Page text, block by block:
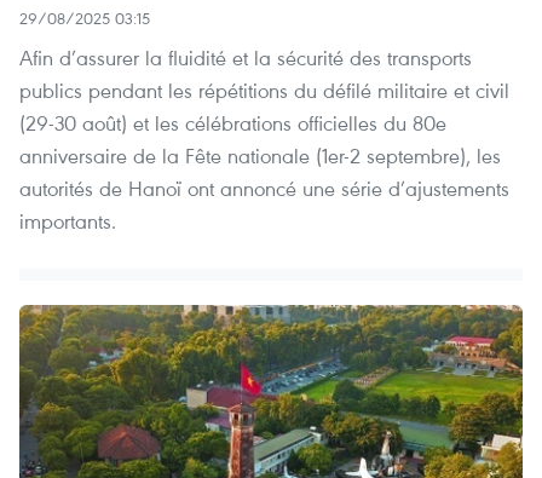
29/08/2025 03:15
Afin d’assurer la fluidité et la sécurité des transports
publics pendant les répétitions du défilé militaire et civil
(29-30 août) et les célébrations officielles du 80e
anniversaire de la Fête nationale (1er-2 septembre), les
autorités de Hanoï ont annoncé une série d’ajustements
importants.